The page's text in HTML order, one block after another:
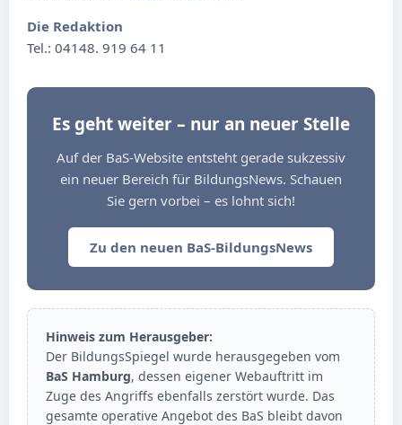
Die Redaktion
Tel.: 04148. 919 64 11
Es geht weiter – nur an neuer Stelle
Auf der BaS-Website entsteht gerade sukzessiv
ein neuer Bereich für BildungsNews. Schauen
Sie gern vorbei – es lohnt sich!
Zu den neuen BaS-BildungsNews
Hinweis zum Herausgeber:
Der BildungsSpiegel wurde herausgegeben vom
BaS Hamburg, dessen eigener Webauftritt im
Zuge des Angriffs ebenfalls zerstört wurde. Das
gesamte operative Angebot des BaS bleibt davon